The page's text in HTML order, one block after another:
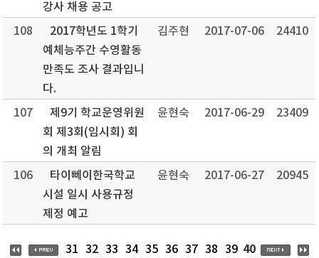
강사 채용 공고
108
2017학년도 1학기
예체능주간 수영활동
만족도 조사 결과입니
다.
김주현 2017-07-06 24410
107
제9기 학교운영위원
회 제3회(임시회) 회
의 개최 알림
윤현숙 2017-06-29 23409
106
타이뻬이한국학교
시설 일시 사용규정
제정 예고
윤현숙 2017-06-27 20945
31 32 33 34 35 36 37 38 39 40